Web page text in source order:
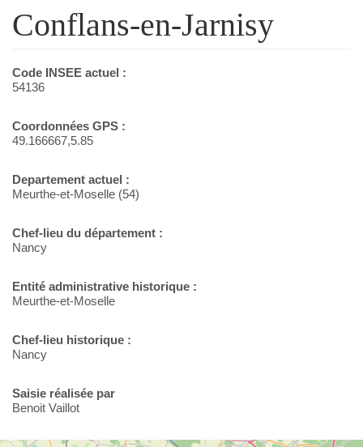
Conflans-en-Jarnisy
Code INSEE actuel :
54136
Coordonnées GPS :
49.166667,5.85
Departement actuel :
Meurthe-et-Moselle (54)
Chef-lieu du département :
Nancy
Entité administrative historique :
Meurthe-et-Moselle
Chef-lieu historique :
Nancy
Saisie réalisée par
Benoit Vaillot